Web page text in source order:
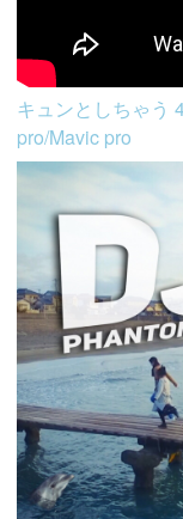
キュンとしちゃう
pro/Mavic pro